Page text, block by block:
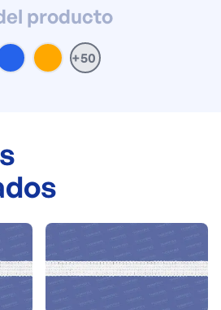
producto
+50